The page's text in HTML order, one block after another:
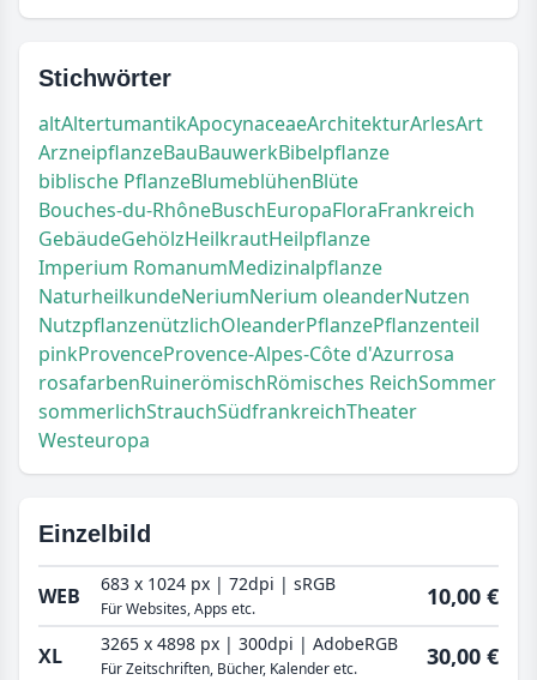
Stichwörter
altAltertumantikApocynaceaeArchitekturArlesArt
ArzneipflanzeBauBauwerkBibelpflanze
biblische PflanzeBlumeblühenBlüte
Bouches-du-RhôneBuschEuropaFloraFrankreich
GebäudeGehölzHeilkrautHeilpflanze
Imperium RomanumMedizinalpflanze
NaturheilkundeNeriumNerium oleanderNutzen
NutzpflanzenützlichOleanderPflanzePflanzenteil
pinkProvenceProvence-Alpes-Côte d'Azurrosa
rosafarbenRuinerömischRömisches ReichSommer
sommerlichStrauchSüdfrankreichTheater
Westeuropa
Einzelbild
WEB 683 x 1024 px | 72dpi | sRGB
Für Websites, Apps etc. 10,00 €
XL 3265 x 4898 px | 300dpi | AdobeRGB
Für Zeitschriften, Bücher, Kalender etc. 30,00 €